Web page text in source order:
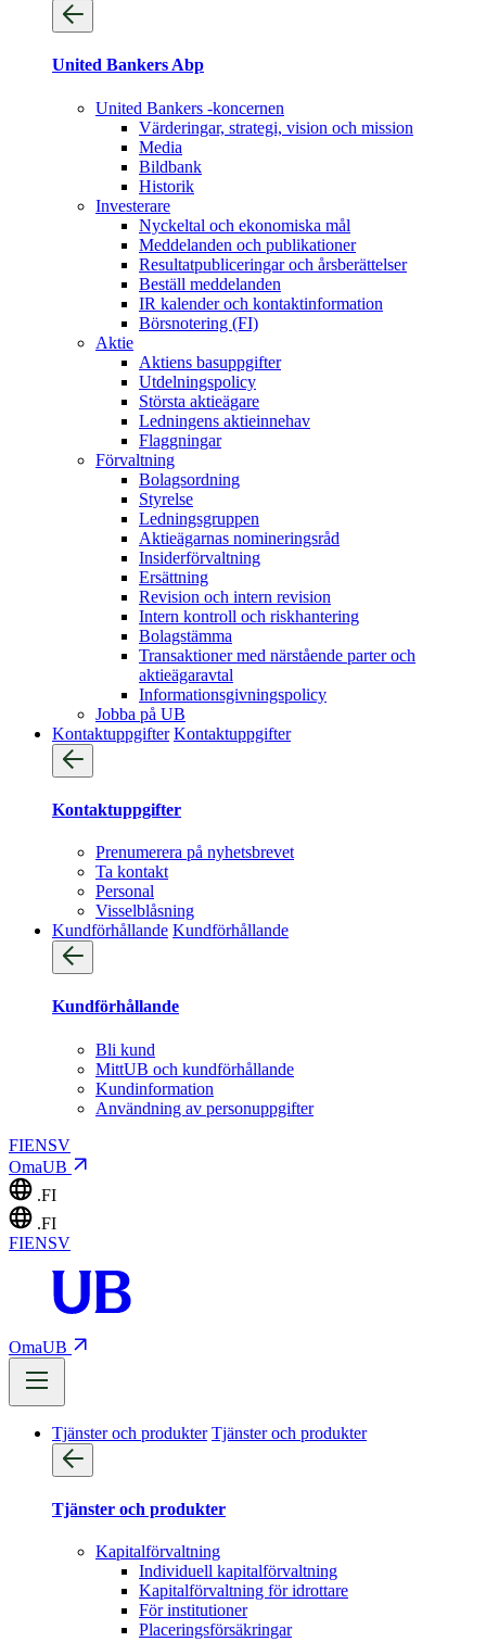
United Bankers Abp
United Bankers -koncernen
Värderingar, strategi, vision och mission
Media
Bildbank
Historik
Investerare
Nyckeltal och ekonomiska mål
Meddelanden och publikationer
Resultatpubliceringar och årsberättelser
Beställ meddelanden
IR kalender och kontaktinformation
Börsnotering (FI)
Aktie
Aktiens basuppgifter
Utdelningspolicy
Största aktieägare
Ledningens aktieinnehav
Flaggningar
Förvaltning
Bolagsordning
Styrelse
Ledningsgruppen
Aktieägarnas nomineringsråd
Insiderförvaltning
Ersättning
Revision och intern revision
Intern kontroll och riskhantering
Bolagstämma
Transaktioner med närstående parter och
aktieägaravtal
Informationsgivningspolicy
Jobba på UB
Kontaktuppgifter Kontaktuppgifter
Kontaktuppgifter
Prenumerera på nyhetsbrevet
Ta kontakt
Personal
Visselblåsning
Kundförhållande Kundförhållande
Kundförhållande
Bli kund
MittUB och kundförhållande
Kundinformation
Användning av personuppgifter
FIENSV
OmaUB
.FI
.FI
FIENSV
OmaUB
Tjänster och produkter Tjänster och produkter
Tjänster och produkter
Kapitalförvaltning
Individuell kapitalförvaltning
Kapitalförvaltning för idrottare
För institutioner
Placeringsförsäkringar